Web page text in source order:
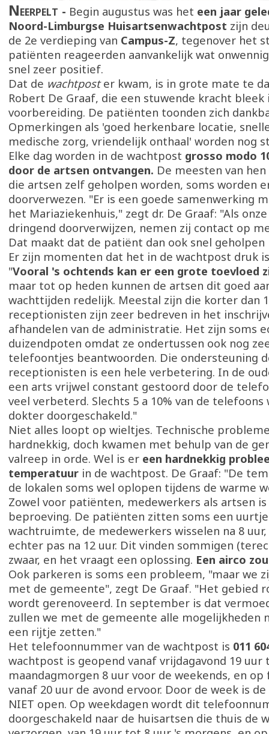
Neerpelt Begin augustus was het een jaar
Noord-Limburgse Huisartsenwachtpost zijn
de 2e verdieping van Campus-Z, tegenover het
patiënten reageerden aanvankelijk wat
snel zeer positief.
Dat de wachtposter kwam, is in grote mate te
Robert De Graaf, die een stuwende kracht bleek
voorbereiding. De patiënten toonden zich
Opmerkingen als 'goed herkenbare locatie,
medische zorg, vriendelijk onthaal' worden nog
Elke dag worden in de wachtpost grosso modo
door de artsen ontvangen. De meesten van
die artsen zelf geholpen worden, soms worden
doorverwezen. "Er is een goede samenwerking
het Mariaziekenhuis," zegt dr. De Graaf: "Als
dringend doorverwijzen, nemen zij contact op
Dat maakt dat de patiënt dan ook snel geholpen
Er zijn momenten dat het in de wachtpost druk
"Vooral 's ochtends kan er een grote toevloed
maar tot op heden kunnen de artsen dit goed
wachttijden redelijk. Meestal zijn die korter dan 1
receptionisten zijn zeer bedreven in het
afhandelen van de administratie. Het zijn soms
duizendpoten omdat ze ondertussen ook nog
telefoontjes beantwoorden. Die ondersteuning
receptionisten is een hele verbetering. In de
een arts vrijwel constant gestoord door de
veel verbeterd. Slechts 5 a 10% van de telefoons
dokter doorgeschakeld."
Niet alles loopt op wieltjes. Technische
hardnekkig, doch kwamen met behulp van de
valreep in orde. Wel is er een hardnekkig
temperatuur in de wachtpost. De Graaf: "De
de lokalen soms wel oplopen tijdens de warme
Zowel voor patiënten, medewerkers als artsen
beproeving. De patiënten zitten soms een
wachtruimte, de medewerkers wisselen na 8
echter pas na 12 uur. Dit vinden sommigen
zwaar, en het vraagt een oplossing. Een airco
Ook parkeren is soms een probleem, "maar we
met de gemeente", zegt De Graaf. "Het gebied
wordt gerenoveerd. In september is dat
zullen we met de gemeente alle mogelijkheden
een rijtje zetten."
Het telefoonnummer van de wachtpost is 011
wachtpost is geopend vanaf vrijdagavond 19 uur
maandagmorgen 8 uur voor de weekends, en
vanaf 20 uur de avond ervoor. Door de week is
NIET open. Op weekdagen wordt dit
doorgeschakeld naar de huisartsen die thuis de